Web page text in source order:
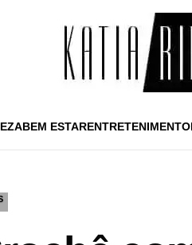
BEM ESTARENTRETENIMENTO